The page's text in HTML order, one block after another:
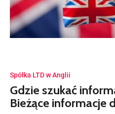
Spółka LTD w Anglii
Gdzie szukać
Bieżące informacje